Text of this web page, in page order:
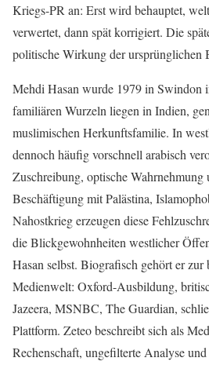
Kriegs-PR an: Erst wird behauptet,
verwertet, dann spät korrigiert. Die
politische Wirkung der ursprünglichen
Mehdi Hasan wurde 1979 in Swindon
familiären Wurzeln liegen in Indien,
muslimischen Herkunftsfamilie. In
dennoch häufig vorschnell arabisch
Zuschreibung, optische Wahrnehmung
Beschäftigung mit Palästina,
Nahostkrieg erzeugen diese
die Blickgewohnheiten westlicher
Hasan selbst. Biografisch gehört er zur
Medienwelt: Oxford-Ausbildung,
Jazeera, MSNBC, The Guardian,
Plattform. Zeteo beschreibt sich als
Rechenschaft, ungefilterte Analyse